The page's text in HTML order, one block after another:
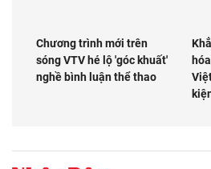
Chương trình mới trên
sóng VTV hé lộ 'góc khuất'
nghề bình luận thể thao